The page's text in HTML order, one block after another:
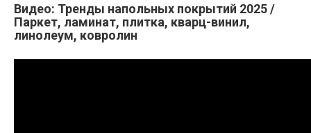
Видео: Тренды напольных покрытий 2025 /
Паркет, ламинат, плитка, кварц-винил,
линолеум, ковролин